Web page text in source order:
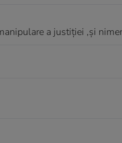
a justiției ,și